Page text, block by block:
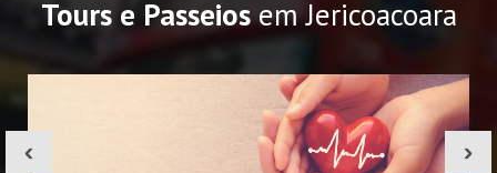
Tours e Passeiosem Jericoacoara
‹ ›